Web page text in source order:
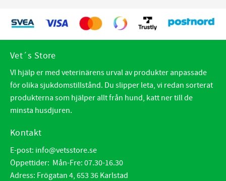
Vet´s Store
VI hjälp er med veterinärens urval av produkter anpassade
för olika sjukdomstillstånd. Du slipper leta, vi redan sorterat
produkterna som hjälper allt från hund, katt ner till de
minsta husdjuren.
Kontakt
E-post: info@vetsstore.se
Öppettider: Mån-Fre: 07.30-16.30
Adress: Frögatan 4, 653 36 Karlstad